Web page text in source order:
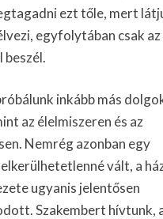
ezt tőle, mert
egyfolytában csak az
inkább más
az élelmiszeren és az
Nemrég azonban egy
vált, a
ugyanis jelentősen
Szakembert hívtunk,